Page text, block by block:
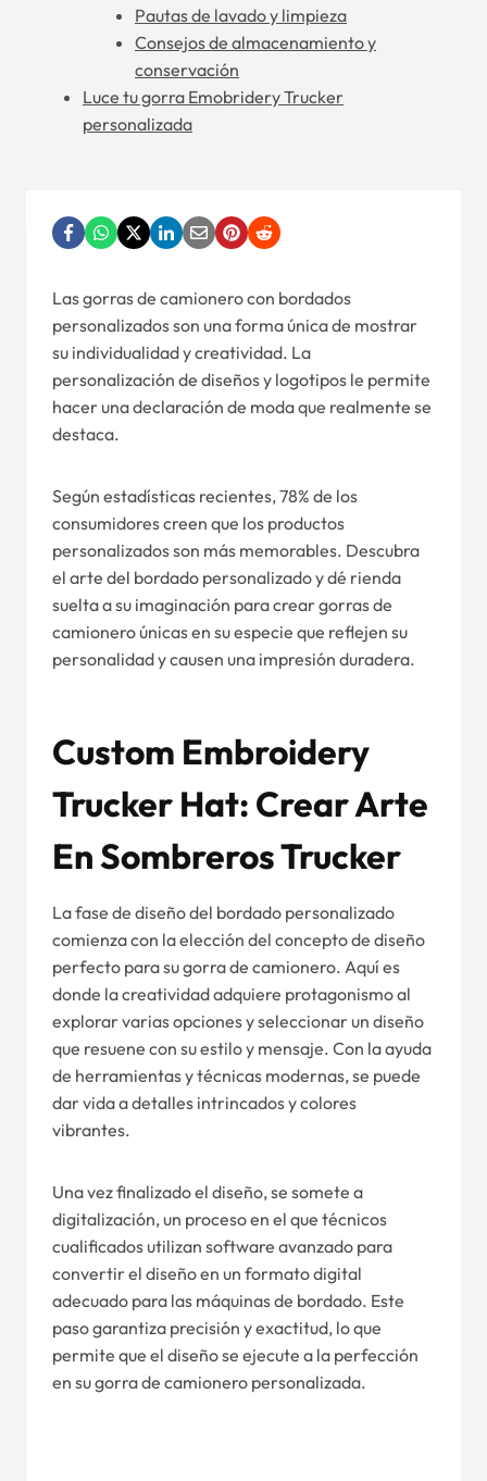
Pautas de lavado y limpieza
Consejos de almacenamiento y
conservación
Luce tu gorra Emobridery Trucker
personalizada
Las gorras de camionero con bordados
personalizados son una forma única de mostrar
su individualidad y creatividad. La
personalización de diseños y logotipos le permite
hacer una declaración de moda que realmente se
destaca.
Según estadísticas recientes, 78% de los
consumidores creen que los productos
personalizados son más memorables. Descubra
el arte del bordado personalizado y dé rienda
suelta a su imaginación para crear gorras de
camionero únicas en su especie que reflejen su
personalidad y causen una impresión duradera.
Custom Embroidery
Trucker Hat: Crear Arte
En Sombreros Trucker
La fase de diseño del bordado personalizado
comienza con la elección del concepto de diseño
perfecto para su gorra de camionero. Aquí es
donde la creatividad adquiere protagonismo al
explorar varias opciones y seleccionar un diseño
que resuene con su estilo y mensaje. Con la ayuda
de herramientas y técnicas modernas, se puede
dar vida a detalles intrincados y colores
vibrantes.
Una vez finalizado el diseño, se somete a
digitalización, un proceso en el que técnicos
cualificados utilizan software avanzado para
convertir el diseño en un formato digital
adecuado para las máquinas de bordado. Este
paso garantiza precisión y exactitud, lo que
permite que el diseño se ejecute a la perfección
en su gorra de camionero personalizada.